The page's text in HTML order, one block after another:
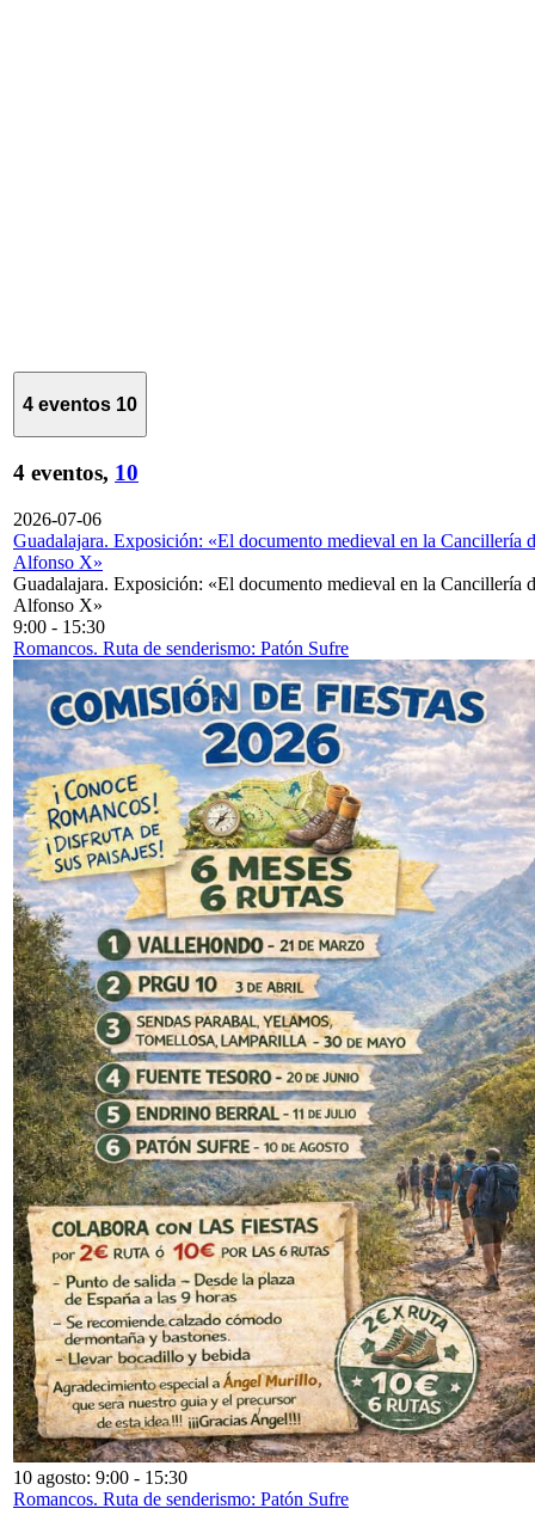
4 eventos 10
4 eventos, 10
2026-07-06
Guadalajara. Exposición: «El documento medieval en la Cancillería
Alfonso X»
Guadalajara. Exposición: «El documento medieval en la Cancillería
Alfonso X»
9:00 - 15:30
Romancos. Ruta de senderismo: Patón Sufre
10 agosto: 9:00 - 15:30
Romancos. Ruta de senderismo: Patón Sufre